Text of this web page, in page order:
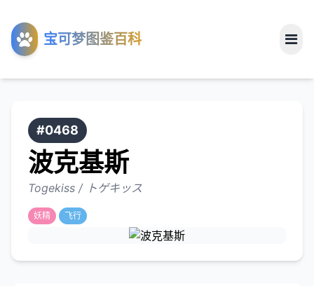
宝可梦图鉴百科
工具
关于
#0468
波克基斯
Togekiss / トゲキッス
妖精 飞行